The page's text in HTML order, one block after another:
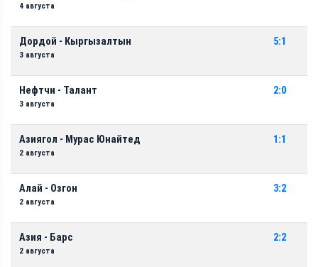
4 августа
Дордой - Кыргызалтын
3 августа
5:1
Нефтчи - Талант
3 августа
2:0
Азиягол - Мурас Юнайтед
2 августа
1:1
Алай - Озгон
2 августа
3:2
Азия - Барс
2 августа
2:2